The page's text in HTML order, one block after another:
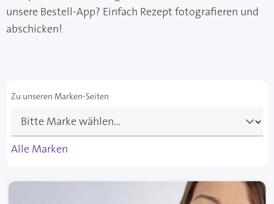
unsere Bestell-App? Einfach Rezept fotografieren und
abschicken!
Zu unseren Marken-Seiten
Alle Marken